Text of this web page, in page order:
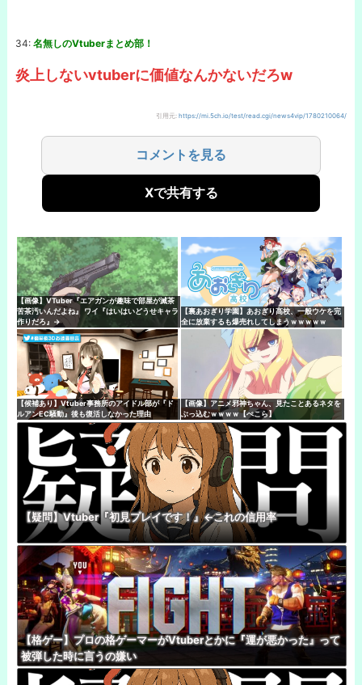
34: 名無しのVtuberまとめ部！
炎上しないvtuberに価値なんかないだろw
引用元: https://mi.5ch.io/test/read.cgi/news4vip/1780210064/
コメントを見る
Xで共有する
【画像】VTuber『エアガンが趣味で部屋が滅茶
苦茶汚いんだよね』 ワイ『はいはいどうせキャラ
作りだろ』→
【裏あおぎり学園】あおぎり高校、一般ウケを完
全に放棄するも爆売れしてしまうｗｗｗｗｗ
【候補あり】Vtuber事務所のアイドル部が『ド
ルアンEC騒動』後も復活しなかった理由
【画像】アニメ邪神ちゃん、見たことあるネタを
ぶっ込むｗｗｗｗ【ぺこら】
【疑問】Vtuber『初見プレイです！』←これの信用率
【格ゲー】プロの格ゲーマーがVtuberとかに『運が悪かった』って
被弾した時に言うの嫌い